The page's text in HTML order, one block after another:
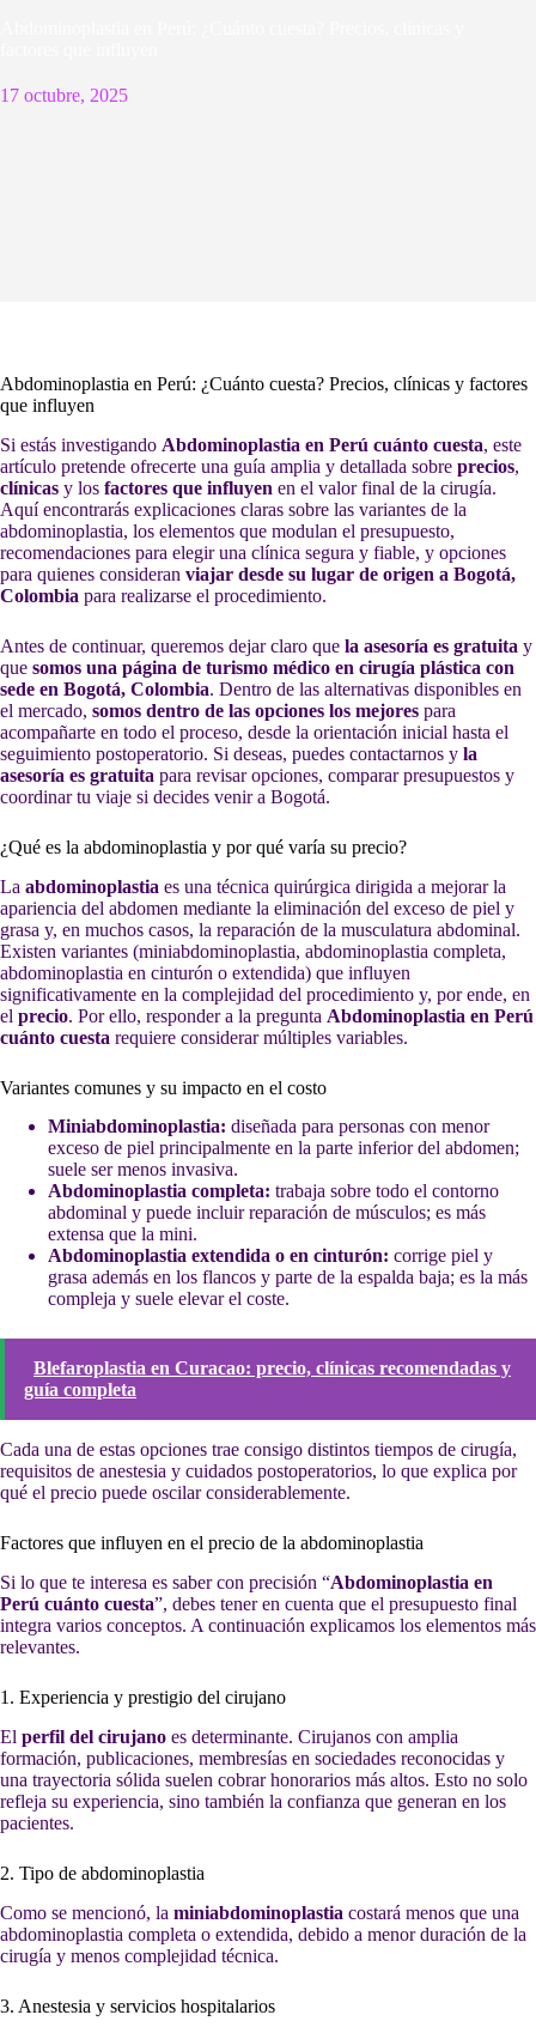
17 octubre, 2025
Abdominoplastia en Perú: ¿Cuánto cuesta? Precios, clínicas y factores
que influyen
Si estás investigando Abdominoplastia en Perú cuánto cuesta, este
artículo pretende ofrecerte una guía amplia y detallada sobre precios,
clínicas y los factores que influyen en el valor final de la cirugía.
Aquí encontrarás explicaciones claras sobre las variantes de la
abdominoplastia, los elementos que modulan el presupuesto,
recomendaciones para elegir una clínica segura y fiable, y opciones
para quienes consideran viajar desde su lugar de origen a Bogotá,
Colombia para realizarse el procedimiento.
Antes de continuar, queremos dejar claro que la asesoría es gratuita y
que somos una página de turismo médico en cirugía plástica con
sede en Bogotá, Colombia. Dentro de las alternativas disponibles en
el mercado, somos dentro de las opciones los mejores para
acompañarte en todo el proceso, desde la orientación inicial hasta el
seguimiento postoperatorio. Si deseas, puedes contactarnos y la
asesoría es gratuita para revisar opciones, comparar presupuestos y
coordinar tu viaje si decides venir a Bogotá.
¿Qué es la abdominoplastia y por qué varía su precio?
La abdominoplastia es una técnica quirúrgica dirigida a mejorar la
apariencia del abdomen mediante la eliminación del exceso de piel y
grasa y, en muchos casos, la reparación de la musculatura abdominal.
Existen variantes (miniabdominoplastia, abdominoplastia completa,
abdominoplastia en cinturón o extendida) que influyen
significativamente en la complejidad del procedimiento y, por ende, en
el precio. Por ello, responder a la pregunta Abdominoplastia en Perú
cuánto cuesta requiere considerar múltiples variables.
Variantes comunes y su impacto en el costo
Miniabdominoplastia: diseñada para personas con menor
exceso de piel principalmente en la parte inferior del abdomen;
suele ser menos invasiva.
Abdominoplastia completa: trabaja sobre todo el contorno
abdominal y puede incluir reparación de músculos; es más
extensa que la mini.
Abdominoplastia extendida o en cinturón: corrige piel y
grasa además en los flancos y parte de la espalda baja; es la más
compleja y suele elevar el coste.
Blefaroplastia en Curacao: precio, clínicas recomendadas y
guía completa
Cada una de estas opciones trae consigo distintos tiempos de cirugía,
requisitos de anestesia y cuidados postoperatorios, lo que explica por
qué el precio puede oscilar considerablemente.
Factores que influyen en el precio de la abdominoplastia
Si lo que te interesa es saber con precisión “Abdominoplastia en
Perú cuánto cuesta”, debes tener en cuenta que el presupuesto final
integra varios conceptos. A continuación explicamos los elementos más
relevantes.
1. Experiencia y prestigio del cirujano
El perfil del cirujano es determinante. Cirujanos con amplia
formación, publicaciones, membresías en sociedades reconocidas y
una trayectoria sólida suelen cobrar honorarios más altos. Esto no solo
refleja su experiencia, sino también la confianza que generan en los
pacientes.
2. Tipo de abdominoplastia
Como se mencionó, la miniabdominoplastia costará menos que una
abdominoplastia completa o extendida, debido a menor duración de la
cirugía y menos complejidad técnica.
3. Anestesia y servicios hospitalarios